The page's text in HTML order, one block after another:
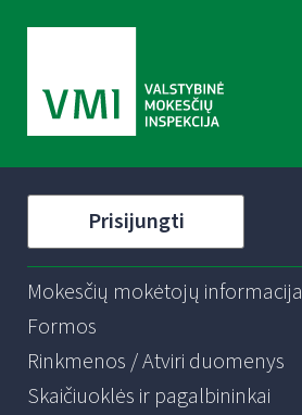
Prisijungti
Mokesčių mokėtojų informacija
Formos
Rinkmenos / Atviri duomenys
Skaičiuoklės ir pagalbininkai